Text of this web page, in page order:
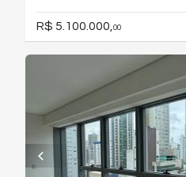
R$ 5.100.000, 00